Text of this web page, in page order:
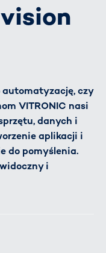
automatyzację, czy
VITRONIC nasi
danych i
aplikacji i
do pomyślenia.
i